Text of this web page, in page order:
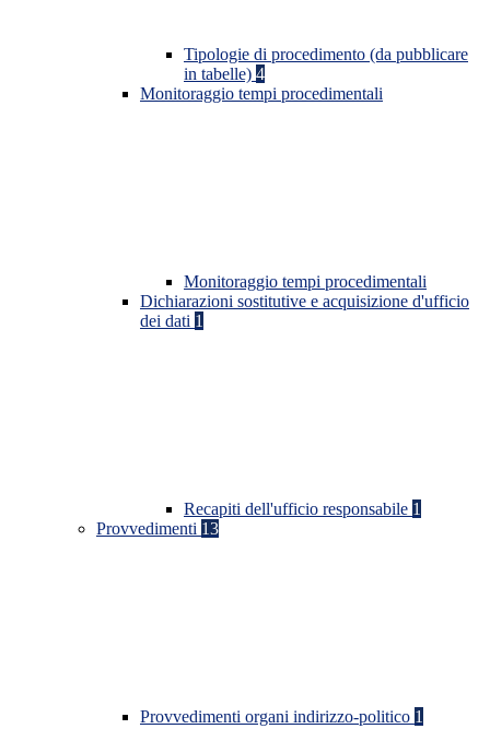
Tipologie di procedimento (da pubblicare
in tabelle) 4
Monitoraggio tempi procedimentali
Monitoraggio tempi procedimentali
Dichiarazioni sostitutive e acquisizione d'ufficio
dei dati 1
Recapiti dell'ufficio responsabile 1
Provvedimenti 13
Provvedimenti organi indirizzo-politico 1